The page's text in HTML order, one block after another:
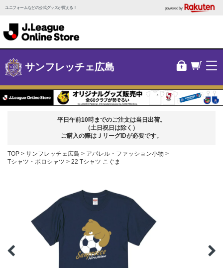
ユニフォームなどの公式グッズが買える！ powered by
サンフレッチェ広島
平日午前10時までのご注文は当日出荷。
（土日祝日は除く）
ご購入の際はＪリーグIDが必要です。
TOP サンフレッチェ広島
アパレル・ファッション小物
Tシャツ・ポロシャツ
22 Tシャツ こぐま